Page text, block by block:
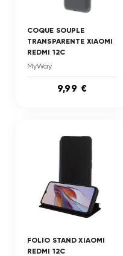
COQUE SOUPLE
TRANSPARENTE XIAOMI
REDMI 12C
MyWay
9,99 €
FOLIO STAND XIAOMI
REDMI 12C